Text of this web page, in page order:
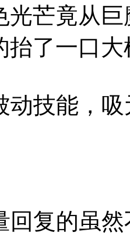
光芒竟从
抬了一口
技能，吸
复的虽然